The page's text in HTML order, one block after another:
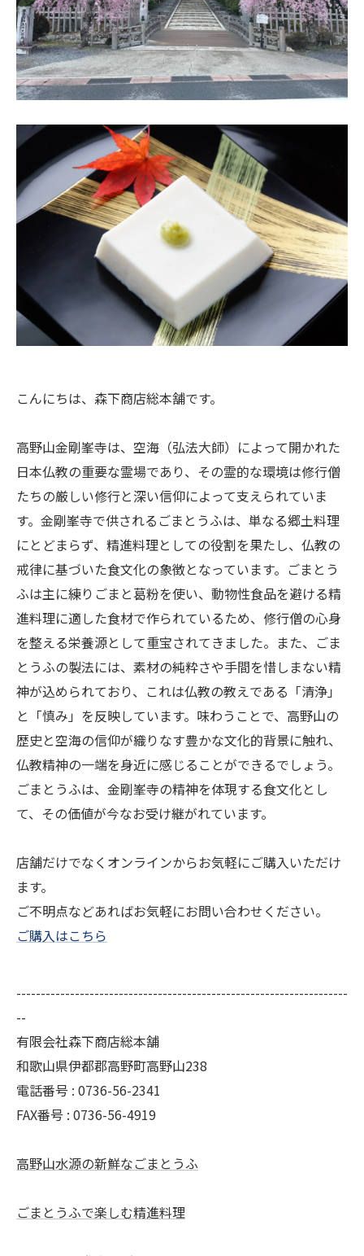
こんにちは、森下商店総本舗です。
高野山金剛峯寺は、空海（弘法大師）によって開かれた
日本仏教の重要な霊場であり、その霊的な環境は修行僧
たちの厳しい修行と深い信仰によって支えられていま
す。金剛峯寺で供されるごまとうふは、単なる郷土料理
にとどまらず、精進料理としての役割を果たし、仏教の
戒律に基づいた食文化の象徴となっています。ごまとう
ふは主に練りごまと葛粉を使い、動物性食品を避ける精
進料理に適した食材で作られているため、修行僧の心身
を整える栄養源として重宝されてきました。また、ごま
とうふの製法には、素材の純粋さや手間を惜しまない精
神が込められており、これは仏教の教えである「清浄」
と「慎み」を反映しています。味わうことで、高野山の
歴史と空海の信仰が織りなす豊かな文化的背景に触れ、
仏教精神の一端を身近に感じることができるでしょう。
ごまとうふは、金剛峯寺の精神を体現する食文化とし
て、その価値が今なお受け継がれています。
店舗だけでなくオンラインからお気軽にご購入いただけ
ます。
ご不明点などあればお気軽にお問い合わせください。
ご購入はこちら
--------------------------------------------------------------------
--
有限会社森下商店総本舗
和歌山県伊都郡高野町高野山238
電話番号 : 0736-56-2341
FAX番号 : 0736-56-4919
高野山水源の新鮮なごまとうふ
ごまとうふで楽しむ精進料理